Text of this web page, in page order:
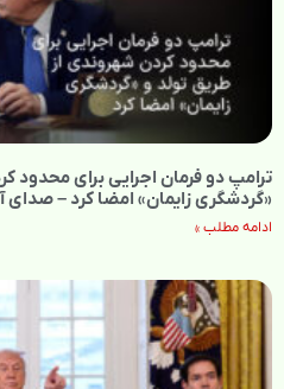
ترامپ دو فرمان اجرایی برای محدود
«گردشگری زایمان» امضا کرد – صدای
ادامه مطلب »